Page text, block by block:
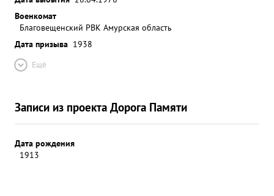
Военкомат
Благовещенский РВК Амурская область
Дата призыва 1938
Ещё
Записи из проекта Дорога Памяти
Дата рождения
1913